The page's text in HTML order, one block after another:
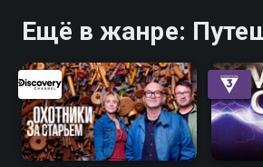
Ещё в жанре: